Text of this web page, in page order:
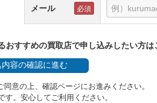
メール
おすすめの買取店で申し込みしたい方は
容の確認に進む
同意の上、確認ページにお進みください。
。安心してご利用ください。